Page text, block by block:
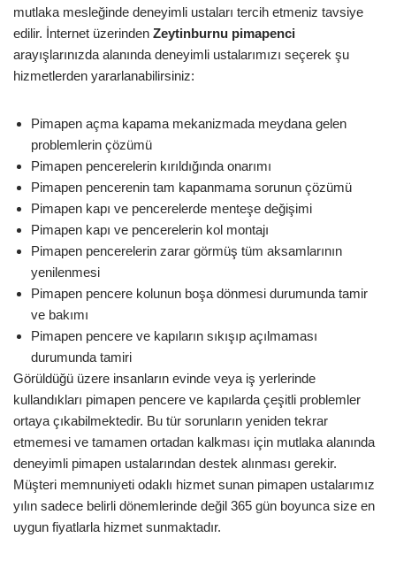
mutlaka mesleğinde deneyimli ustaları tercih etmeniz tavsiye
edilir. İnternet üzerinden Zeytinburnu pimapenci
arayışlarınızda alanında deneyimli ustalarımızı seçerek şu
hizmetlerden yararlanabilirsiniz:
Pimapen açma kapama mekanizmada meydana gelen
problemlerin çözümü
Pimapen pencerelerin kırıldığında onarımı
Pimapen pencerenin tam kapanmama sorunun çözümü
Pimapen kapı ve pencerelerde menteşe değişimi
Pimapen kapı ve pencerelerin kol montajı
Pimapen pencerelerin zarar görmüş tüm aksamlarının
yenilenmesi
Pimapen pencere kolunun boşa dönmesi durumunda tamir
ve bakımı
Pimapen pencere ve kapıların sıkışıp açılmaması
durumunda tamiri
Görüldüğü üzere insanların evinde veya iş yerlerinde
kullandıkları pimapen pencere ve kapılarda çeşitli problemler
ortaya çıkabilmektedir. Bu tür sorunların yeniden tekrar
etmemesi ve tamamen ortadan kalkması için mutlaka alanında
deneyimli pimapen ustalarından destek alınması gerekir.
Müşteri memnuniyeti odaklı hizmet sunan pimapen ustalarımız
yılın sadece belirli dönemlerinde değil 365 gün boyunca size en
uygun fiyatlarla hizmet sunmaktadır.